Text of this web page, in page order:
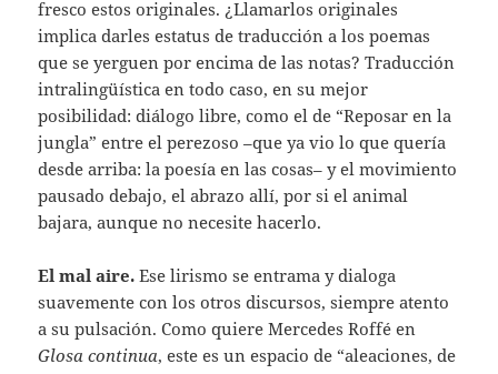
fresco estos originales. ¿Llamarlos originales
implica darles estatus de traducción a los poemas
que se yerguen por encima de las notas? Traducción
intralingüística en todo caso, en su mejor
posibilidad: diálogo libre, como el de “Reposar en la
jungla” entre el perezoso –que ya vio lo que quería
desde arriba: la poesía en las cosas– y el movimiento
pausado debajo, el abrazo allí, por si el animal
bajara, aunque no necesite hacerlo.
El mal aire.Ese lirismo se entrama y dialoga
suavemente con los otros discursos, siempre atento
a su pulsación. Como quiere Mercedes Roffé en
Glosa continua, este es un espacio de “aleaciones, de